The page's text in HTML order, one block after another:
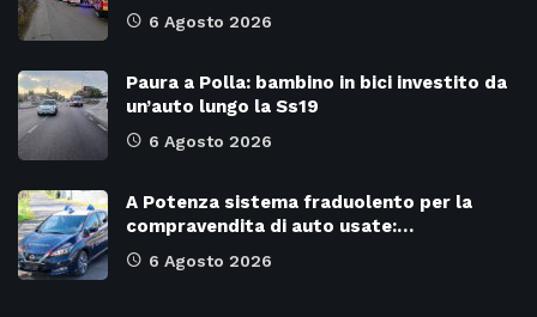
6 Agosto 2026
Paura a Polla: bambino in bici investito da
un’auto lungo la Ss19
6 Agosto 2026
A Potenza sistema fraduolento per la
compravendita di auto usate:…
6 Agosto 2026